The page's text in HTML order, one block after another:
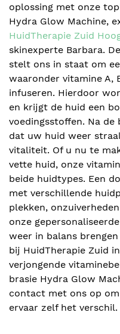
oplossing met onze
Hydra Glow Machine,
HuidTherapie Zuid
skinexperte Barbara.
stelt ons in staat om
waaronder vitamine A,
infuseren. Hierdoor
en krijgt de huid een
voedingsstoffen. Na
dat uw huid weer
vitaliteit. Of u nu te
vette huid, onze
beide huidtypes. Een
met verschillende
plekken,
onze
weer in balans
bij HuidTherapie Zuid
verjongende
brasie Hydra Glow
contact met ons op
ervaar zelf het verschil.